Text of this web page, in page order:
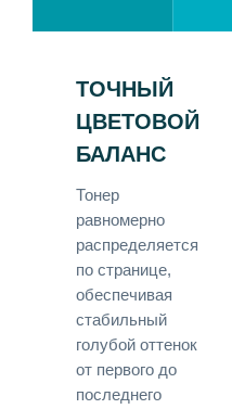
ТОЧНЫЙ
ЦВЕТОВОЙ
БАЛАНС
Тонер
равномерно
распределяется
по странице,
обеспечивая
стабильный
голубой оттенок
от первого до
последнего